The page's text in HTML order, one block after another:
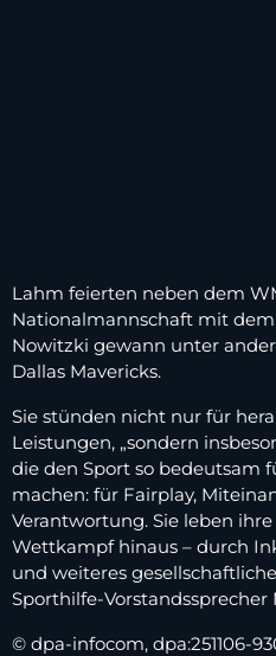
Lahm feierten neben dem
Nationalmannschaft mit
Nowitzki gewann unter
Dallas Mavericks.
Sie stünden nicht nur für
Leistungen, „sondern
die den Sport so bedeutsam
machen: für Fairplay,
Verantwortung. Sie leben
Wettkampf hinaus – durch
und weiteres
Sporthilfe-Vorstandssprecher
© dpa-infocom, dpa:251106-